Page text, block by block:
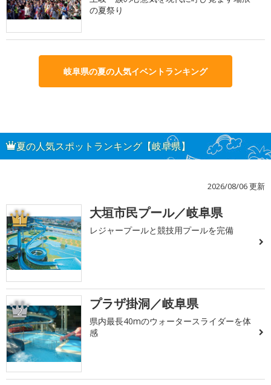
の夏祭り
岐阜県の夏の人気イベントランキング
夏の人気スポットランキング【岐阜県】
2026/08/06 更新
1 大垣市民プール／岐阜県
レジャープールと競技用プールを完備
2 プラザ掛洞／岐阜県
県内最長40mのウォータースライダーを体
感